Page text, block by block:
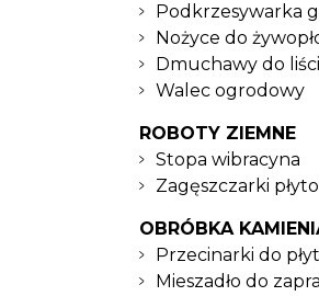
Podkrzesywarka
Nożyce do
Dmuchawy do liści
Walec ogrodowy
ROBOTY ZIEMNE
Stopa wibracyna
Zagęszczarki
OBRÓBKA
Przecinarki do
Mieszadło do